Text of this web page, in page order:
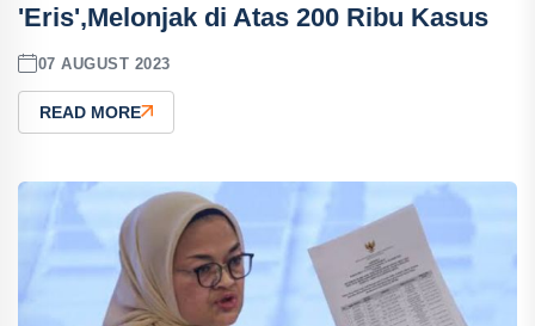
'Eris',Melonjak di Atas 200 Ribu Kasus
07 AUGUST 2023
READ MORE